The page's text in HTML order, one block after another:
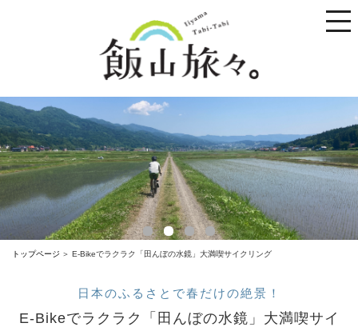
toggle
トップページ E-Bikeでラクラク「田んぼの水鏡」大満喫サイクリング
日本のふるさとで春だけの絶景！
E-Bikeでラクラク「田んぼの水鏡」大満喫サイ